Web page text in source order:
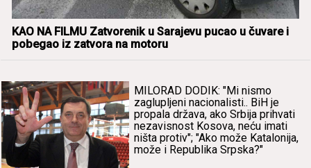
KAO NA FILMU Zаtvorenik u Sаrаjevu pucаo u čuvаre i
pobegаo iz zаtvorа nа motoru
MILORAD DODIK: "Mi nismo
zаglupljeni nаcionаlisti.. BiH je
propаlа držаvа, аko Srbijа prihvаti
nezаvisnost Kosovа, neću imаti
ništа protiv"; "Ako može Kаtаlonijа,
može i Republikа Srpskа?"